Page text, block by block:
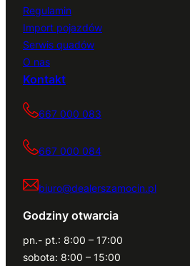
Regulamin
Import pojazdów
Serwis quadów
O nas
Kontakt
667 000 083
667 000 084
biuro@dealerszamocin.pl
Godziny otwarcia
pn.- pt.: 8:00 – 17:00
sobota: 8:00 – 15:00